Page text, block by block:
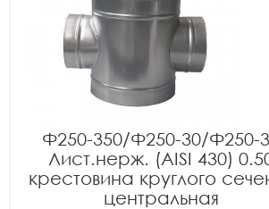
Ф250-350/Ф250-30/Ф250-
Лист.нерж. (AISI 430)
крестовина круглого
центральная